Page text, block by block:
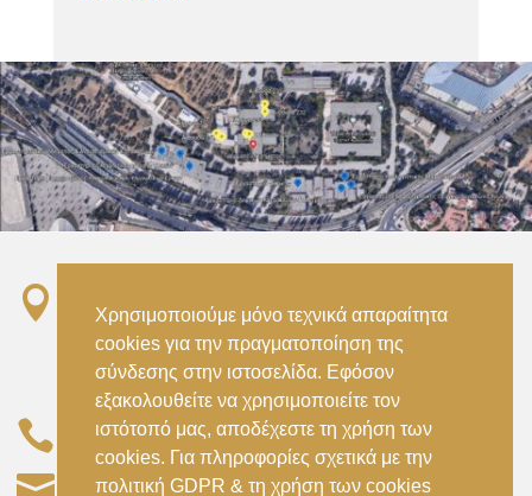

Αττικής –
Metro ISAP – Irini Station, 15122, Marousi
Attica
 (+30) 210 2896738–(+30) 210 2896739
 civil@aspete.gr
Χρησιμοποιούμε μόνο τεχνικά απαραίτητα
cookies για την πραγματοποίηση της
σύνδεσης στην ιστοσελίδα. Εφόσον
εξακολουθείτε να χρησιμοποιείτε τον
ιστότοπό μας, αποδέχεστε τη χρήση των
cookies. Για πληροφορίες σχετικά με την
πολιτική GDPR & τη χρήση των cookies